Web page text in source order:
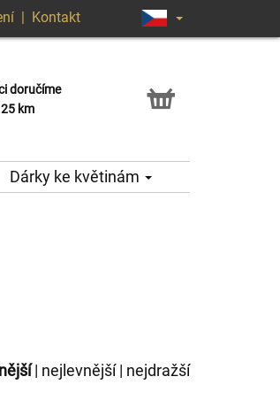
| Kontakt
doručíme
km
v naší květince
Dárky ke květinám
| nejlevnější| nejdražší